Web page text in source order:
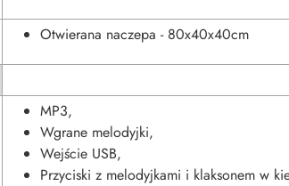
Otwierana naczepa - 80x40x40cm
MP3,
Wgrane melodyjki,
Wejście USB,
Przyciski z melodyjkami i klaksonem w